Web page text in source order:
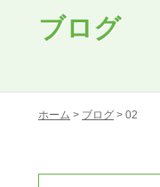
ブログ
ホーム > ブログ > 02